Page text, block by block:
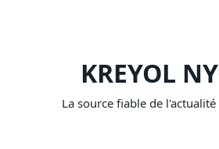
KREYOL
La source fiable de